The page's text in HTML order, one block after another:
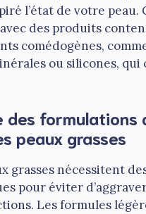
l’état de votre peau.
des produits
comédogènes,
ou silicones, qui
des formulations
peaux grasses
grasses nécessitent
pour éviter
Les formules